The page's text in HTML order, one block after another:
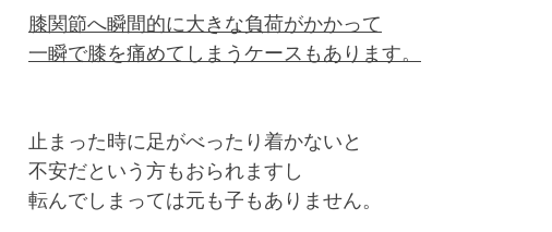
膝関節へ瞬間的に大きな負荷がかかって
一瞬で膝を痛めてしまうケースもあります。
止まった時に足がべったり着かないと
不安だという方もおられますし
転んでしまっては元も子もありません。